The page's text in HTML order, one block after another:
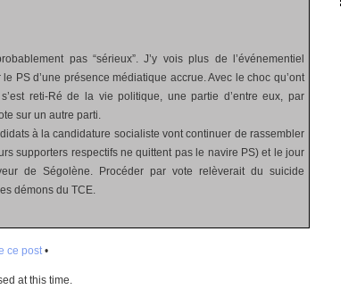
pas “sérieux”. J’y vois plus de l’événementiel
PS d’une présence médiatique accrue. Avec le choc qu’ont
reti-Ré de la vie politique, une partie d’entre eux, par
sur un autre parti.
à la candidature socialiste vont continuer de rassembler
supporters respectifs ne quittent pas le navire PS) et le jour
de Ségolène. Procéder par vote relèverait du suicide
démons du TCE.
ce post•
at this time.